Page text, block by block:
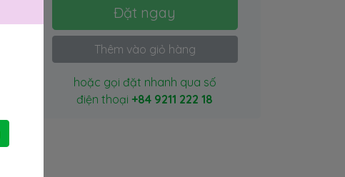
Đặt ngay
Thêm vào giỏ hàng
hoặc gọi đặt nhanh qua số
điện thoại +84 9211 222 18